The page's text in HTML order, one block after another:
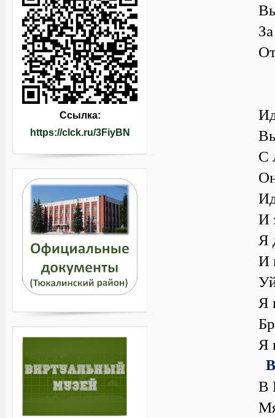
С
И
Я
И
Я
Я
В
Ссылка:
https://clck.ru/3FiyBN